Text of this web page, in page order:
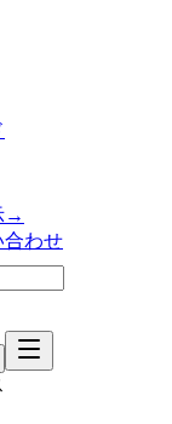
→
合わせ